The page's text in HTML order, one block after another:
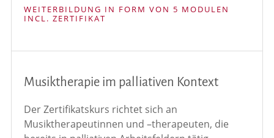
Musiktherapie im palliativen Kontext
Der Zertifikatskurs richtet sich an
Musiktherapeutinnen und –therapeuten, die
WEITERBILDUNG IN FORM VON 5 MODULEN
INCL. ZERTIFIKAT